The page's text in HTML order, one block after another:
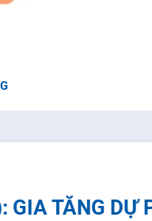
GIA TĂNG DỰ